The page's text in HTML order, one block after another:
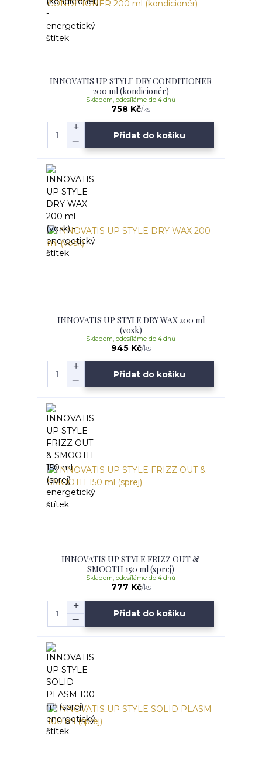
INNOVATIS UP STYLE DRY CONDITIONER
200 ml (kondicionér)
758 Kč/ks
Skladem, odesíláme do 4 dnů
Přidat do košíku
INNOVATIS UP STYLE DRY WAX 200 ml
(vosk)
945 Kč/ks
Skladem, odesíláme do 4 dnů
Přidat do košíku
INNOVATIS UP STYLE FRIZZ OUT &
SMOOTH 150 ml (sprej)
777 Kč/ks
Skladem, odesíláme do 4 dnů
Přidat do košíku